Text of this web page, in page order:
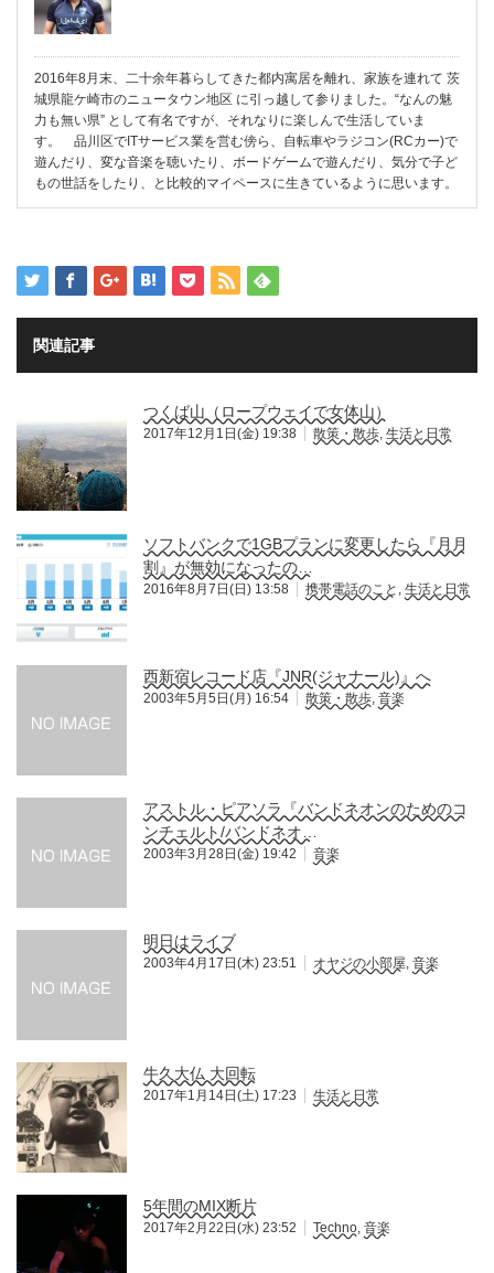
2016年8月末、二十余年暮らしてきた都内寓居を離れ、家族を連れて 茨
城県龍ケ崎市のニュータウン地区 に引っ越して参りました。“なんの魅
力も無い県” として有名ですが、それなりに楽しんで生活していま
す。 品川区でITサービス業を営む傍ら、自転車やラジコン(RCカー)で
遊んだり、変な音楽を聴いたり、ボードゲームで遊んだり、気分で子ど
もの世話をしたり、と比較的マイペースに生きているように思います。
関連記事
つくば山（ロープウェイで女体山）
2017年12月1日(金) 19:38 散策・散歩, 生活と日常
ソフトバンクで1GBプランに変更したら『月月
割』が無効になったの…
2016年8月7日(日) 13:58 携帯電話のこと , 生活と日常
西新宿レコード店『JNR(ジャナール)』へ
2003年5月5日(月) 16:54 散策・散歩, 音楽
アストル・ピアソラ『バンドネオンのためのコ
ンチェルト/バンドネオ…
2003年3月28日(金) 19:42 音楽
明日はライブ
2003年4月17日(木) 23:51 オヤジの小部屋, 音楽
牛久大仏 大回転
2017年1月14日(土) 17:23 生活と日常
5年間のMIX断片
2017年2月22日(水) 23:52 Techno, 音楽